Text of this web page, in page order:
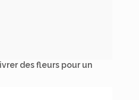
des fleurs pour un